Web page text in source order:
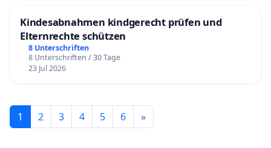
Kindesabnahmen kindgerecht prüfen und
Elternrechte schützen
8 Unterschriften
8 Unterschriften / 30 Tage
23 Jul 2026
1 2 3 4 5 6 »